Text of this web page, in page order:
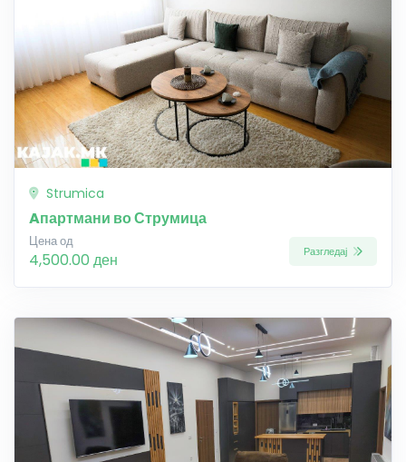
Strumica
Aпартмани во Струмица
Цена од
4,500.00 ден Разгледај